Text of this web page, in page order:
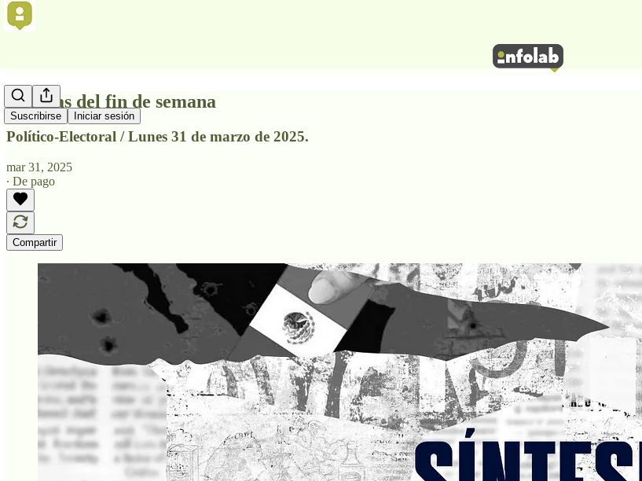
Suscribirse Iniciar sesión
Noticias del fin de semana
Político-Electoral / Lunes 31 de marzo de 2025.
mar 31, 2025
∙ De pago
Compartir